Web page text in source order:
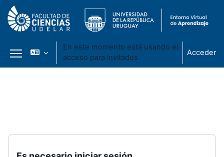
Panel lateral
En este momento está usando el
acceso para invitados
Acceder